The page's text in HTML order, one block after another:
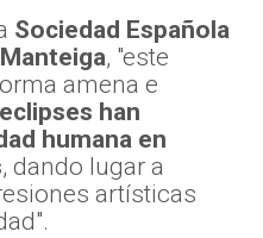
Sociedad Española
, "este
amena e
han
humana en
, dando lugar a
artísticas